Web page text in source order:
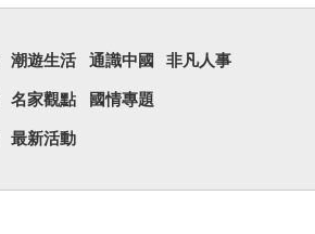
潮遊生活 通識中國 非凡人事
名家觀點 國情專題
最新活動